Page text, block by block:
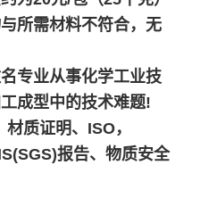
所需材料不符合，无
专业从事化学工业技
成型中的技术难题!
质证明、ISO，
报告、物质安全